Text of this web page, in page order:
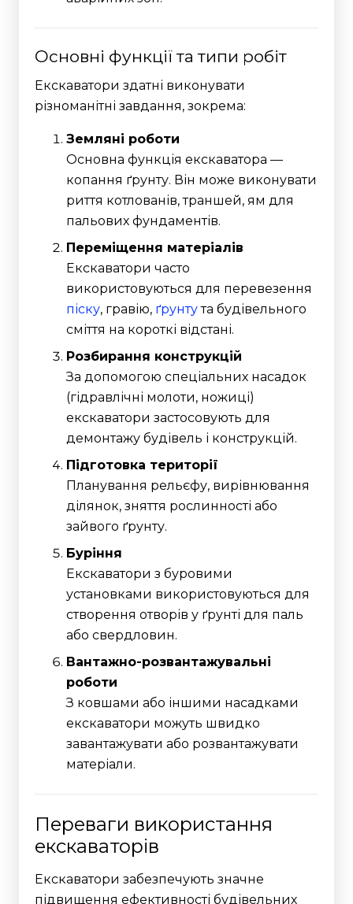
Основні функції та типи робіт
Екскаватори здатні виконувати
різноманітні завдання, зокрема:
Земляні роботи
Основна функція екскаватора —
копання ґрунту. Він може виконувати
риття котлованів, траншей, ям для
пальових фундаментів.
Переміщення матеріалів
Екскаватори часто
використовуються для перевезення
піску, гравію, ґрунтута будівельного
сміття на короткі відстані.
Розбирання конструкцій
За допомогою спеціальних насадок
(гідравлічні молоти, ножиці)
екскаватори застосовують для
демонтажу будівель і конструкцій.
Підготовка території
Планування рельєфу, вирівнювання
ділянок, зняття рослинності або
зайвого ґрунту.
Буріння
Екскаватори з буровими
установками використовуються для
створення отворів у ґрунті для паль
або свердловин.
Вантажно-розвантажувальні
роботи
З ковшами або іншими насадками
екскаватори можуть швидко
завантажувати або розвантажувати
матеріали.
Переваги використання
екскаваторів
Екскаватори забезпечують значне
підвищення ефективності будівельних